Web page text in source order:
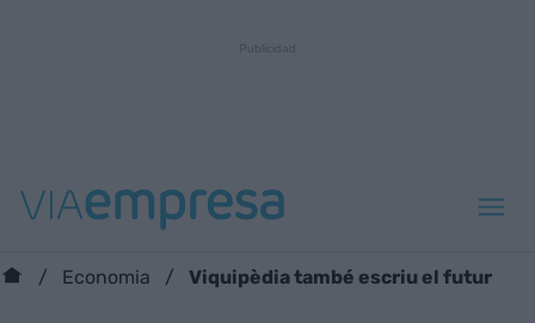
Economia Viquipèdia també escriu el futur